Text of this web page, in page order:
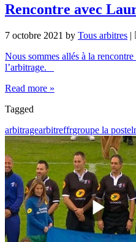
Rencontre avec
7 octobre 2021 by Tous arbitres |
Nous sommes allés à la
l’arbitrage.
Read more »
Tagged
arbitragearbitreffrgroupe la poste